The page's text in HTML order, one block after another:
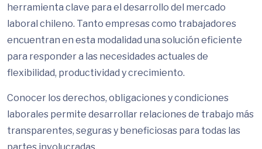
herramienta clave para el desarrollo del mercado
laboral chileno. Tanto empresas como trabajadores
encuentran en esta modalidad una solución eficiente
para responder a las necesidades actuales de
flexibilidad, productividad y crecimiento.
Conocer los derechos, obligaciones y condiciones
laborales permite desarrollar relaciones de trabajo más
transparentes, seguras y beneficiosas para todas las